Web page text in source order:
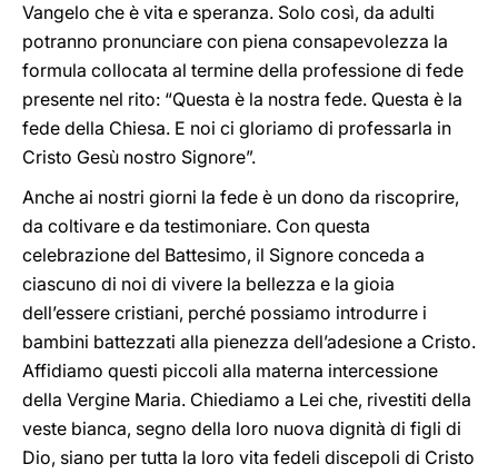
Vangelo che è vita e speranza. Solo così, da adulti
potranno pronunciare con piena consapevolezza la
formula collocata al termine della professione di fede
presente nel rito: “Questa è la nostra fede. Questa è la
fede della Chiesa. E noi ci gloriamo di professarla in
Cristo Gesù nostro Signore”.
Anche ai nostri giorni la fede è un dono da riscoprire,
da coltivare e da testimoniare. Con questa
celebrazione del Battesimo, il Signore conceda a
ciascuno di noi di vivere la bellezza e la gioia
dell’essere cristiani, perché possiamo introdurre i
bambini battezzati alla pienezza dell’adesione a Cristo.
Affidiamo questi piccoli alla materna intercessione
della Vergine Maria. Chiediamo a Lei che, rivestiti della
veste bianca, segno della loro nuova dignità di figli di
Dio, siano per tutta la loro vita fedeli discepoli di Cristo